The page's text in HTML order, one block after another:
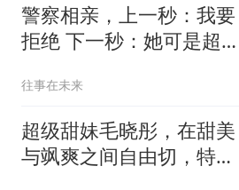
警察相亲，上一秒：我要
拒绝 下一秒：她可是超模
往事在未来
超级甜妹毛晓彤，在甜美
与飒爽之间自由切，特别